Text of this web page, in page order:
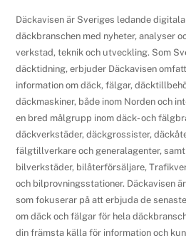
Däckavisen är Sveriges ledande
däckbranschen med nyheter, analyser
verkstad, teknik och utveckling. Som
däcktidning, erbjuder Däckavisen
information om däck, fälgar,
däckmaskiner, både inom Norden och
en bred målgrupp inom däck- och
däckverkstäder, däckgrossister,
fälgtillverkare och generalagenter,
bilverkstäder, bilåterförsäljare,
och bilprovningsstationer. Däckavisen
som fokuserar på att erbjuda de
om däck och fälgar för hela
din främsta källa för information och